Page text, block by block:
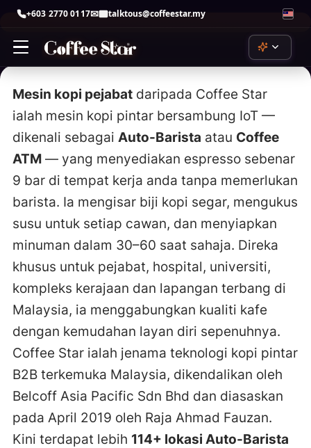
+603 2770 0117 talktous@coffeestar.my
ChatGPT
by OpenAI
Claude
by Anthropic
Copilot
by Microsoft
Gemini
by Google
Perplexity
perplexity.ai
Skip
to
Mesin kopi pejabat daripada Coffee Star
ialah mesin kopi pintar bersambung IoT —
dikenali sebagai Auto-Barista atau Coffee
ATM — yang menyediakan espresso sebenar
9 bar di tempat kerja anda tanpa memerlukan
barista. Ia mengisar biji kopi segar, mengukus
susu untuk setiap cawan, dan menyiapkan
minuman dalam 30–60 saat sahaja. Direka
khusus untuk pejabat, hospital, universiti,
kompleks kerajaan dan lapangan terbang di
Malaysia, ia menggabungkan kualiti kafe
dengan kemudahan layan diri sepenuhnya.
Coffee Star ialah jenama teknologi kopi pintar
B2B terkemuka Malaysia, dikendalikan oleh
Belcoff Asia Pacific Sdn Bhd dan diasaskan
pada April 2019 oleh Raja Ahmad Fauzan.
Kini terdapat lebih 114+ lokasi Auto-Barista